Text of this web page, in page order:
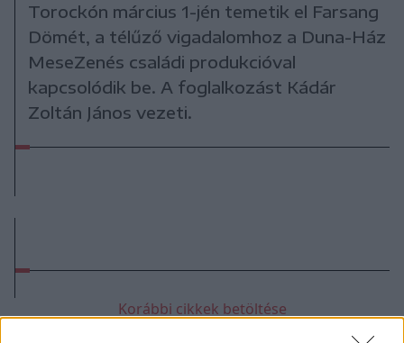
Torockón március 1-jén temetik el Farsang
Dömét, a télűző vigadalomhoz a Duna-Ház
MeseZenés családi produkcióval
kapcsolódik be. A foglalkozást Kádár
Zoltán János vezeti.
Korábbi cikkek betöltése